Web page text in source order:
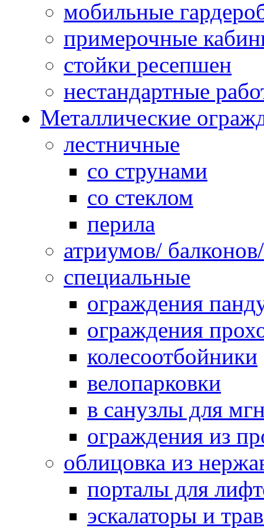
мобильные
примерочные
стойки ресепшен
нестандартные
Металлические
лестничные
со струнами
со стеклом
перила
атриумов/
специальные
ограждения
ограждения
колесоотбойники
велопарковки
в санузлы для
ограждения из
облицовка из
порталы для
эскалаторы и